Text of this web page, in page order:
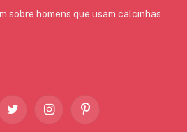
sobre homens que usam calcinhas
Twitter InstagramPinterest